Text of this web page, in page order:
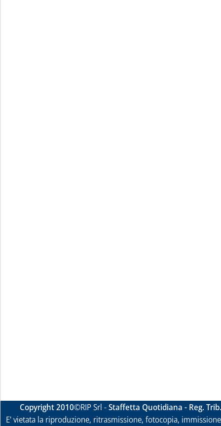
Copyright 2010©RIP Srl -Staffetta Quotidiana - Reg.
E' vietata la riproduzione, ritrasmissione, fotocopia,